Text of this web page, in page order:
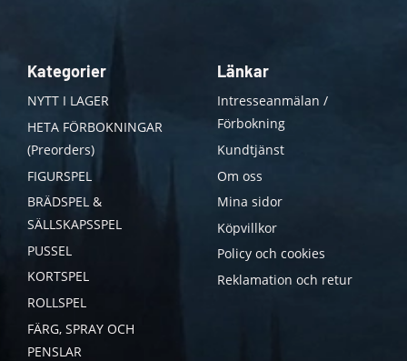
Kategorier
NYTT I LAGER
HETA FÖRBOKNINGAR
(Preorders)
FIGURSPEL
BRÄDSPEL &
SÄLLSKAPSSPEL
PUSSEL
KORTSPEL
ROLLSPEL
FÄRG, SPRAY OCH
PENSLAR
Länkar
Intresseanmälan /
Förbokning
Kundtjänst
Om oss
Mina sidor
Köpvillkor
Policy och cookies
Reklamation och retur